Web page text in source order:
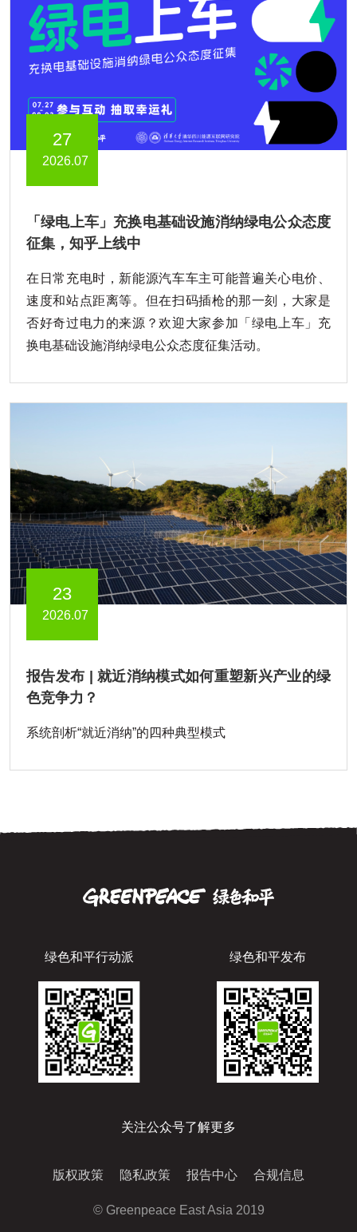
27
2026.07
「绿电上车」充换电基础设施消纳绿电公众态度
征集，知乎上线中
在日常充电时，新能源汽车车主可能普遍关心电价、
速度和站点距离等。但在扫码插枪的那一刻，大家是
否好奇过电力的来源？欢迎大家参加「绿电上车」充
换电基础设施消纳绿电公众态度征集活动。
23
2026.07
报告发布 | 就近消纳模式如何重塑新兴产业的绿
色竞争力？
系统剖析“就近消纳”的四种典型模式
绿色和平行动派 绿色和平发布
关注公众号了解更多
版权政策 隐私政策 报告中心 合规信息
© Greenpeace East Asia 2019